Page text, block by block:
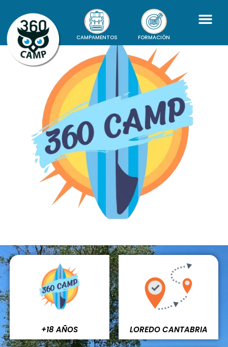
CAMPAMENTOS FORMACIÓN
+18 AÑOS LOREDO CANTABRIA